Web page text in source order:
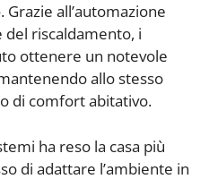
Grazie all’automazione
del riscaldamento, i
ottenere un notevole
allo stesso
di comfort abitativo.
ha reso la casa più
di adattare l’ambiente in